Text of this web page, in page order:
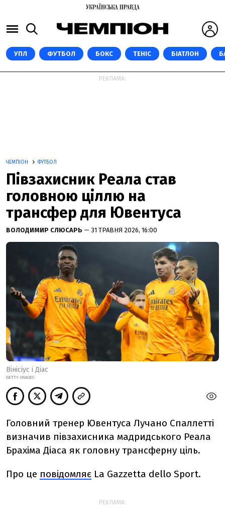
УПЛ ФУТБОЛ БОКС ТЕНІС БІАТЛОН
РЕКЛАМА:
ЧЕМПІОН ФУТБОЛ
Півзахисник Реала став
головною ціллю на
трансфер для Ювентуса
ВОЛОДИМИР СЛЮСАРЬ — 31 ТРАВНЯ 2026, 16:00
Вінісіус і Діас
GETTY IMAGES
Головний тренер Ювентуса Лучано Спаллетті
визначив півзахисника мадридського Реала
Брахіма Діаса як головну трансферну ціль.
Про це повідомляє La Gazzetta dello Sport.
РЕКЛАМА: